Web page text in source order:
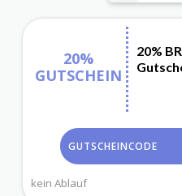
20%
GUTSCHEIN
20%
GUTSCHEINCODE
kein Ablauf